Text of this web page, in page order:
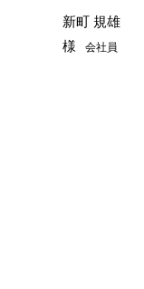
新町 規雄
様
会社員